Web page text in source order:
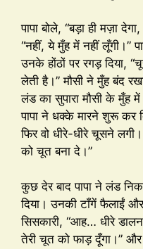
पापा बोले, “बड़ा ही मज़ा
“नहीं, ये मुँह में नहीं लूँगी।”
उनके होंठों पर रगड़ दिया,
लेती है।” मौसी ने मुँह बंद
लंड का सुपारा मौसी के मुँह
पापा ने धक्के मारने शुरू कर
फिर वो धीरे-धीरे चूसने लगी।
को चूत बना दे।”
कुछ देर बाद पापा ने लंड
दिया। उनकी टाँगें फैलाईं
सिसकारी, “आह… धीरे
तेरी चूत को फाड़ दूँगा।”